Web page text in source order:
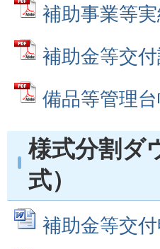
補助事業等
補助金等交
備品等管理
様式分割ダ
式）
補助金等交